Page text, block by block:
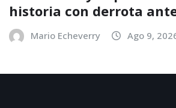
historia con derrota
Mario Echeverry Ago 9,